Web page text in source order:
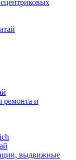
ремонта и
выдвижные